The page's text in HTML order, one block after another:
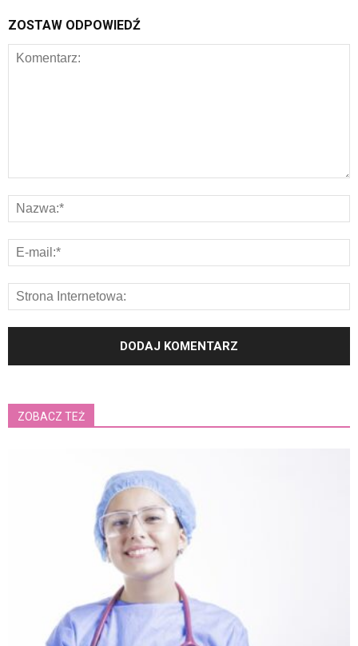
ZOSTAW ODPOWIEDŹ
ZOBACZ TEŻ